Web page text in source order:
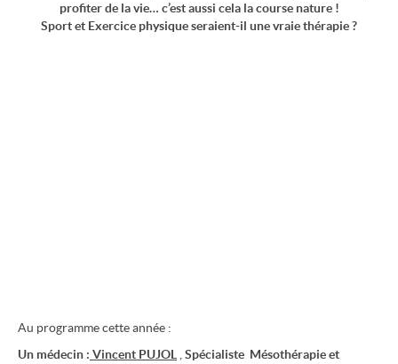
profiter de la vie… c’est aussi cela la course nature !
Sport et Exercice physique seraient-il une vraie thérapie ?
Au programme cette année :
Un médecin : Vincent PUJOL,Spécialiste Mésothérapie et